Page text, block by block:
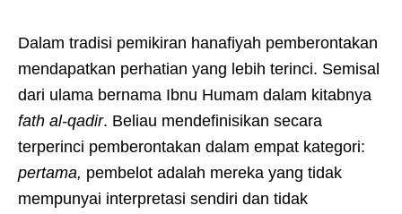
Dalam tradisi pemikiran hanafiyah pemberontakan
mendapatkan perhatian yang lebih terinci. Semisal
dari ulama bernama Ibnu Humam dalam kitabnya
fath al-qadir. Beliau mendefinisikan secara
terperinci pemberontakan dalam empat kategori:
pertama, pembelot adalah mereka yang tidak
mempunyai interpretasi sendiri dan tidak